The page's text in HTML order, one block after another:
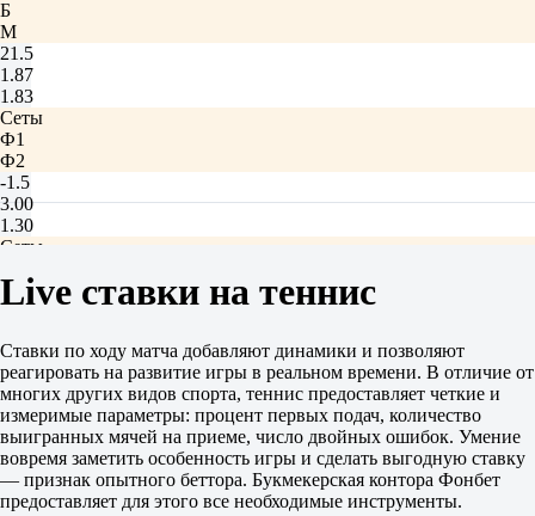
Б
М
21.5
1.87
1.83
Сеты
Ф1
Ф2
-1.5
3.00
1.30
Сеты
2.5
1.55
Макк П
-
Хипфль Н
1.20
3.85
Фора
Live ставки на теннис
Ставки по ходу матча добавляют динамики и позволяют
реагировать на развитие игры в реальном времени. В отличие от
многих других видов спорта, теннис предоставляет четкие и
измеримые параметры: процент первых подач, количество
выигранных мячей на приеме, число двойных ошибок. Умение
вовремя заметить особенность игры и сделать выгодную ставку
— признак опытного беттора. Букмекерская контора Фонбет
предоставляет для этого все необходимые инструменты.